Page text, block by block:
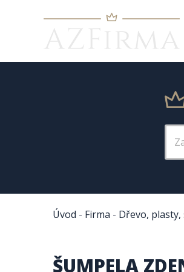
Úvod - Firma - Dřevo, plasty,
ŠUMPELA